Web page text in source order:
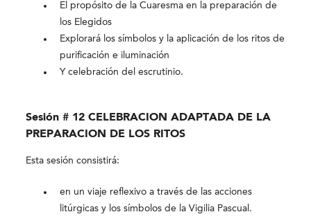
El propósito de la Cuaresma en la preparación de
los Elegidos
Explorará los símbolos y la aplicación de los ritos de
purificación e iluminación
Y celebración del escrutinio.
Sesión # 12 CELEBRACION ADAPTADA DE LA
PREPARACION DE LOS RITOS
Esta sesión consistirá:
en un viaje reflexivo a través de las acciones
litúrgicas y los símbolos de la Vigilia Pascual.